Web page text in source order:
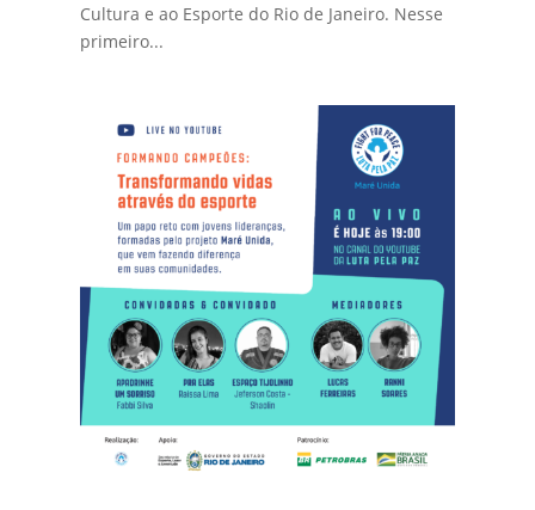
Cultura e ao Esporte do Rio de Janeiro. Nesse
primeiro...